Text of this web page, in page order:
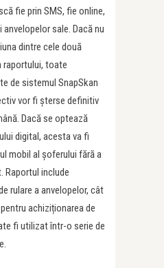
fie prin SMS, fie online,
sale. Dacă nu
dintre cele două
raportului, toate
de sistemul SnapSkan
vor fi șterse definitiv
Dacă se optează
digital, acesta va fi
mobil al șoferului fără a
Raportul include
rulare a anvelopelor, cât
achiziționarea de
fi utilizat într-o serie de